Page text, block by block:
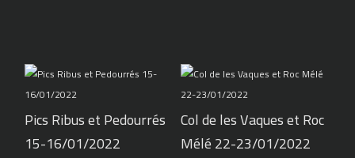
Pics Ribus et Pedourrés
15-16/01/2022
Col de les Vaques et Roc
Mélé 22-23/01/2022